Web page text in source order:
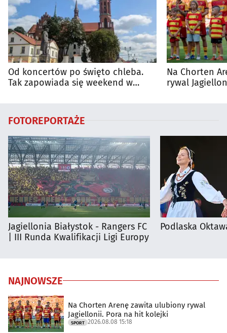
Od koncertów po święto chleba.
Tak zapowiada się weekend w
Na Chorten
rywal
FOTOREPORTAŻE
Jagiellonia Białystok - Rangers FC
| III Runda Kwalifikacji Ligi Europy
Podlaska
NAJNOWSZE
Na Chorten Arenę zawita ulubiony rywal
Jagiellonii. Pora na hit kolejki
SPORT 2026.08.08 15:18